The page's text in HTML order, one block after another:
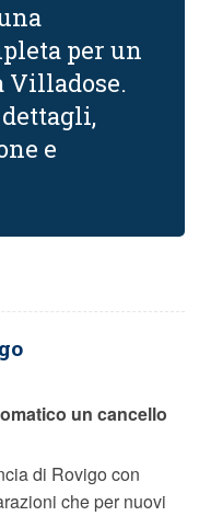
per un
Villadose.
e
un cancello
di Rovigo con
che per nuovi